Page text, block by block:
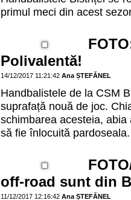
primul meci din acest
Polivalentă!
14/12/2017 11:21:42 Ana ȘTEFĂNEL
Handbalistele de la CSM
suprafață nouă de joc.
schimbarea acesteia,
să fie înlocuită pardoseala.
off-road sunt din
11/12/2017 12:16:42 Ana ȘTEFĂNEL